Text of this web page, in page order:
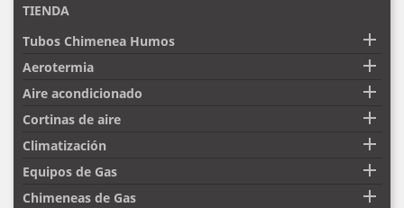
TIENDA
Tubos Chimenea Humos

Aerotermia 
Aire acondicionado 
Cortinas de aire 
Climatización 
Equipos de Gas 
Chimeneas de Gas 